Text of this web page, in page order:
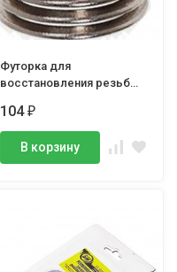
Футорка для
восстановления резьбы
104₽
В корзину